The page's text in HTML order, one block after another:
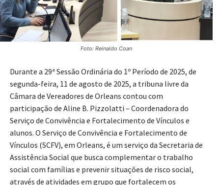
Foto: Reinaldo Coan
Durante a 29ª Sessão Ordinária do 1º Período de 2025, de
segunda-feira, 11 de agosto de 2025, a tribuna livre da
Câmara de Vereadores de Orleans contou com
participação de Aline B. Pizzolatti – Coordenadora do
Serviço de Convivência e Fortalecimento de Vínculos e
alunos. O Serviço de Convivência e Fortalecimento de
Vínculos (SCFV), em Orleans, é um serviço da Secretaria de
Assistência Social que busca complementar o trabalho
social com famílias e prevenir situações de risco social,
através de atividades em grupo que fortalecem os